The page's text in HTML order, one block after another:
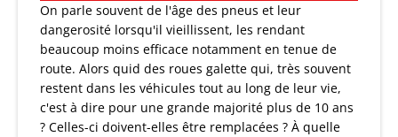
On parle souvent de l'âge des pneus et leur
dangerosité lorsqu'il vieillissent, les rendant
beaucoup moins efficace notamment en tenue de
route. Alors quid des roues galette qui, très souvent
restent dans les véhicules tout au long de leur vie,
c'est à dire pour une grande majorité plus de 10 ans
? Celles-ci doivent-elles être remplacées ? À quelle